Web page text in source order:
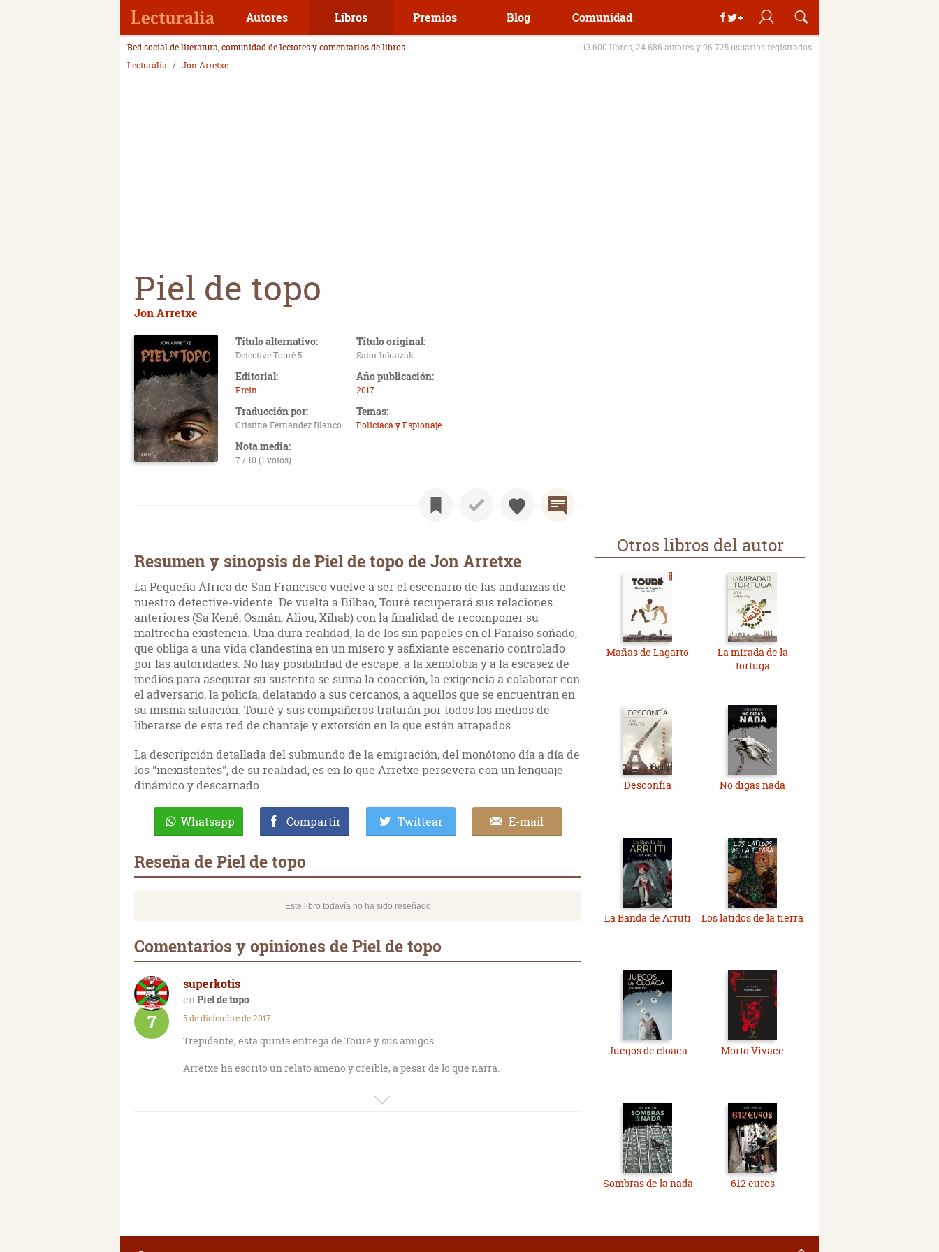
Autores Libros Premios Blog Comunidad
Red social de literatura, comunidad de lectores y comentarios de libros
113.600 libros, 24.686 autores y 96.725 usuarios registrados
Lecturalia
Jon Arretxe
Piel de topo
Jon Arretxe
Título alternativo:
Detective Touré 5
Título original:
Sator lokatzak
Editorial:
Erein
Año publicación:
2017
Traducción por:
Cristina Fernández Blanco
Temas:
Policíaca y Espionaje
Nota media:
7 / 10 (1 votos)
Resumen y sinopsis de Piel de topo de Jon Arretxe
La Pequeña África de San Francisco vuelve a ser el escenario de las andanzas de
nuestro detective-vidente. De vuelta a Bilbao, Touré recuperará sus relaciones
anteriores (Sa Kené, Osmán, Aliou, Xihab) con la finalidad de recomponer su
maltrecha existencia. Una dura realidad, la de los sin papeles en el Paraíso soñado,
que obliga a una vida clandestina en un mísero y asfixiante escenario controlado
por las autoridades. No hay posibilidad de escape, a la xenofobia y a la escasez de
medios para asegurar su sustento se suma la coacción, la exigencia a colaborar con
el adversario, la policía, delatando a sus cercanos, a aquellos que se encuentran en
su misma situación. Touré y sus compañeros tratarán por todos los medios de
liberarse de esta red de chantaje y extorsión en la que están atrapados.
La descripción detallada del submundo de la emigración, del monótono día a día de
los "inexistentes", de su realidad, es en lo que Arretxe persevera con un lenguaje
dinámico y descarnado.
Whatsapp Compartir Twittear E-mail
Reseña de Piel de topo
Este libro todavía no ha sido reseñado
Comentarios y opiniones de Piel de topo
superkotis
Piel de topo
7 5 de diciembre de 2017
Trepidante, esta quinta entrega de Touré y sus amigos.
Arretxe ha escrito un relato ameno y creíble, a pesar de lo que narra.
Ya no se echan en falta otros personajes secundarios de novelas anteriores, ya que el
autor ha conseguido introducir a otro "ejemplar" esperpéntico, de Cuenca y ciego
Otros libros del autor
Mañas de Lagarto
La mirada de la
tortuga
Desconfía No digas nada
La Banda de Arruti Los latidos de la tierra
Juegos de cloaca Morto Vivace
Sombras de la nada 612 euros